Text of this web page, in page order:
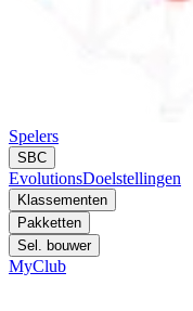
Spelers
SBC
EvolutionsDoelstellingen
Klassementen
Pakketten
Sel. bouwer
MyClub